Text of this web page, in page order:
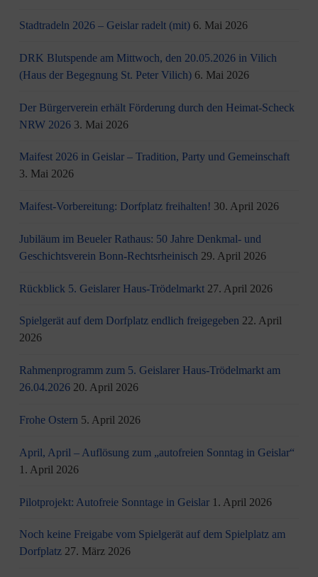
Stadtradeln 2026 – Geislar radelt (mit) 6. Mai 2026
DRK Blutspende am Mittwoch, den 20.05.2026 in Vilich
(Haus der Begegnung St. Peter Vilich) 6. Mai 2026
Der Bürgerverein erhält Förderung durch den Heimat-Scheck
NRW 2026 3. Mai 2026
Maifest 2026 in Geislar – Tradition, Party und Gemeinschaft
3. Mai 2026
Maifest-Vorbereitung: Dorfplatz freihalten! 30. April 2026
Jubiläum im Beueler Rathaus: 50 Jahre Denkmal- und
Geschichtsverein Bonn-Rechtsrheinisch 29. April 2026
Rückblick 5. Geislarer Haus-Trödelmarkt 27. April 2026
Spielgerät auf dem Dorfplatz endlich freigegeben 22. April
2026
Rahmenprogramm zum 5. Geislarer Haus-Trödelmarkt am
26.04.2026 20. April 2026
Frohe Ostern 5. April 2026
April, April – Auflösung zum „autofreien Sonntag in Geislar“
1. April 2026
Pilotprojekt: Autofreie Sonntage in Geislar 1. April 2026
Noch keine Freigabe vom Spielgerät auf dem Spielplatz am
Dorfplatz 27. März 2026